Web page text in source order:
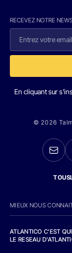
RECEVEZ NOTRE
En cliquant sur
© 2026
MIEUX NOUS
ATLANTICO C'EST
LE RESEAU